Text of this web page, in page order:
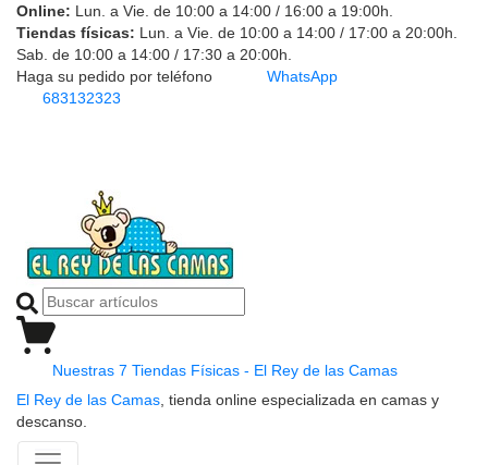
Online: Lun. a Vie. de 10:00 a 14:00 / 16:00 a 19:00h.
Tiendas físicas: Lun. a Vie. de 10:00 a 14:00 / 17:00 a 20:00h.
Sab. de 10:00 a 14:00 / 17:30 a 20:00h.
Haga su pedido por teléfono
683132323
WhatsApp
Nuestras 7 Tiendas Físicas - El Rey de las Camas
El Rey de las Camas , tienda online especializada en camas y
descanso.